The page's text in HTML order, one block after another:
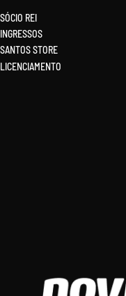
SÓCIO REI
INGRESSOS
SANTOS STORE
LICENCIAMENTO